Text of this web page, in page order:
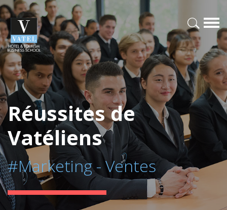
Réussites de
Vatéliens
#Marketing - Ventes